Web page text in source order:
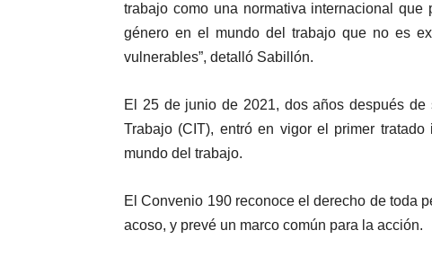
trabajo como una normativa internacional
género en el mundo del trabajo que no es
vulnerables”, detalló Sabillón.
El 25 de junio de 2021, dos años después
Trabajo (CIT), entró en vigor el primer
mundo del trabajo.
El Convenio 190 reconoce el derecho de toda
acoso, y prevé un marco común para la acción.